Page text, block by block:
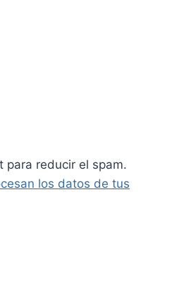
para reducir el spam.
los datos de tus